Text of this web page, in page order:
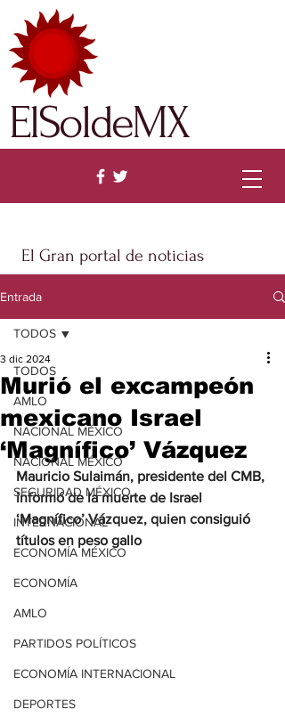
El Gran portal de noticias
ElSoldeMX
Entrada
TODOS
AMLO
NACIONAL MÉXICO
NACIONAL MÉXICO
SEGURIDAD MÉXICO
INTERNACIONAL
ECONOMÍA MÉXICO
ECONOMÍA
AMLO
PARTIDOS POLÍTICOS
ECONOMÍA INTERNACIONAL
DEPORTES
TODOS
Murió el excampeón
mexicano Israel
‘Magnífico’ Vázquez
3 dic 2024
Mauricio Sulaimán, presidente del CMB,
informó de la muerte de Israel
‘Magnífico’ Vázquez, quien consiguió
títulos en peso gallo